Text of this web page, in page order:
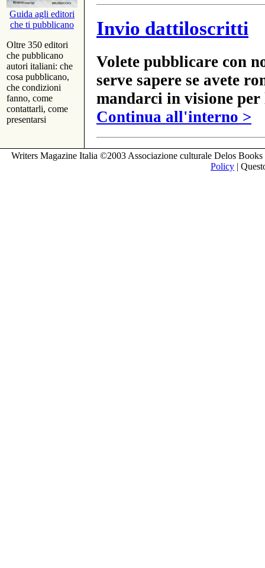
Guida agli editori
che ti pubblicano
Oltre 350 editori
che pubblicano
autori italiani: che
cosa pubblicano,
che condizioni
fanno, come
contattarli, come
presentarsi
Invio dattiloscritti
Volete pubblicare con
serve sapere se avete
mandarci in visione
Continua all'interno >
Writers Magazine Italia ©2003 Associazione culturale Delos
Policy |